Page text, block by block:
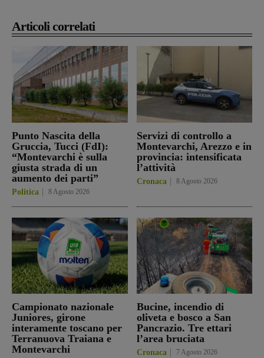
Articoli correlati
Punto Nascita della
Gruccia, Tucci (FdI):
“Montevarchi è sulla
giusta strada di un
aumento dei parti”
Politica 8 Agosto 2026
Servizi di controllo a
Montevarchi, Arezzo e in
provincia: intensificata
l’attività
Cronaca 8 Agosto 2026
Campionato nazionale
Juniores, girone
interamente toscano per
Terranuova Traiana e
Montevarchi
Bucine, incendio di
oliveta e bosco a San
Pancrazio. Tre ettari
l’area bruciata
Cronaca 7 Agosto 2026